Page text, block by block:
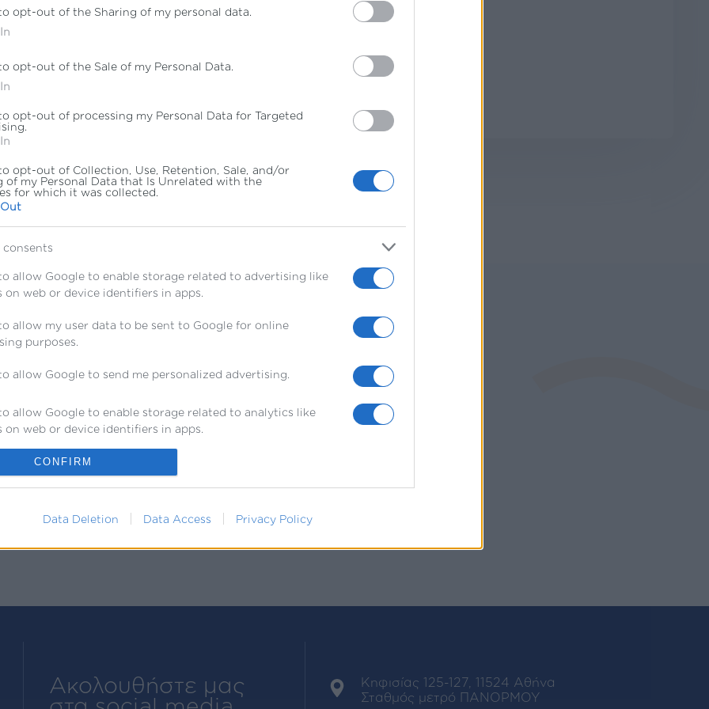
opt-out of the Sharing of my personal data.
opt-out of the Sale of my Personal Data.
opt-out of processing my Personal Data for Targeted
opt-out of Collection, Use, Retention, Sale, and/or
of my Personal Data that Is Unrelated with the
for which it was collected.
consents
allow Google to enable storage related to advertising like
on web or device identifiers in apps.
allow my user data to be sent to Google for online
purposes.
allow Google to send me personalized advertising.
allow Google to enable storage related to analytics like
on web or device identifiers in apps.
to allow Google to enable storage related to functionality of the
or app.
allow Google to enable storage related to personalization.
allow Google to enable storage related to security, including
CONFIRM
Data Deletion Data Access Privacy Policy
στο newsletter του IdEF
όσα πρέπει να γνωρίζετε για σπουδές Νομικής, Φυσικής
Οικονομικών & Διοίκησης – απευθείας στο inbox σας
Email*
Ακολουθήστε μας
Κηφισίας 125-127, 11524 Αθήνα
Σταθμός μετρό ΠΑΝΟΡΜΟΥ